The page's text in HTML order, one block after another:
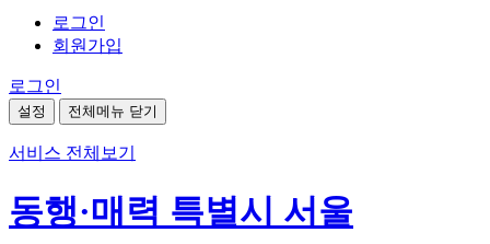
로그인
회원가입
로그인
설정 전체메뉴 닫기
서비스 전체보기
동행·매력 특별시 서울